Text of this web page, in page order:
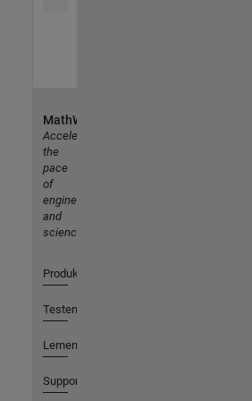
MathWorks
Accelerating
the
pace
of
engineering
and
science
Produkte
Testen oder Kaufen
Lernen
Support